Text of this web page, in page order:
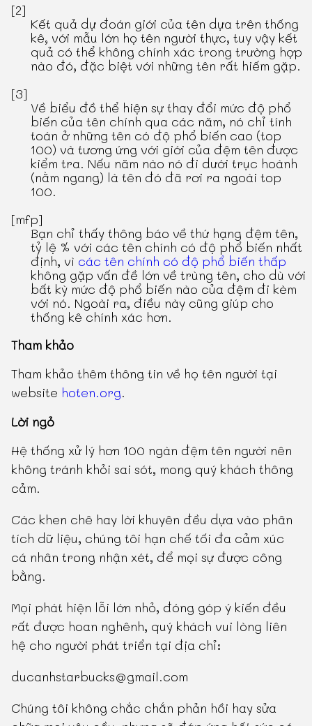
[2]
Kết quả dự đoán giới của tên dựa trên thống
kê, với mẫu lớn họ tên người thực, tuy vậy kết
quả có thể không chính xác trong trường hợp
nào đó, đặc biệt với những tên rất hiếm gặp.
[3]
Về biểu đồ thể hiện sự thay đổi mức độ phổ
biến của tên chính qua các năm, nó chỉ tính
toán ở những tên có độ phổ biến cao (top
100) và tương ứng với giới của đệm tên được
kiểm tra. Nếu năm nào nó đi dưới trục hoành
(nằm ngang) là tên đó đã rơi ra ngoài top
100.
[mfp]
Bạn chỉ thấy thông báo về thứ hạng đệm tên,
tỷ lệ % với các tên chính có độ phổ biến nhất
định, vì các tên chính có độ phổ biến thấp
không gặp vấn đề lớn về trùng tên, cho dù với
bất kỳ mức độ phổ biến nào của đệm đi kèm
với nó. Ngoài ra, điều này cũng giúp cho
thống kê chính xác hơn.
Tham khảo
Tham khảo thêm thông tin về họ tên người tại
website hoten.org.
Lời ngỏ
Hệ thống xử lý hơn 100 ngàn đệm tên người nên
không tránh khỏi sai sót, mong quý khách thông
cảm.
Các khen chê hay lời khuyên đều dựa vào phân
tích dữ liệu, chúng tôi hạn chế tối đa cảm xúc
cá nhân trong nhận xét, để mọi sự được công
bằng.
Mọi phát hiện lỗi lớn nhỏ, đóng góp ý kiến đều
rất được hoan nghênh, quý khách vui lòng liên
hệ cho người phát triển tại địa chỉ:
ducanhstarbucks@gmail.com
Chúng tôi không chắc chắn phản hồi hay sửa